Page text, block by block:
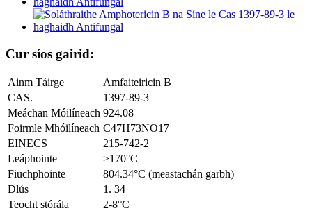
Cur síos gairid:
Ainm Táirge
Amfaiteiricin B
CAS.
1397-89-3
Meáchan Móilíneach 924.08
Foirmle Mhóilíneach C47H73NO17
EINECS
215-742-2
Leáphointe
>170°C
Fiuchphointe
804.34°C (meastachán garbh)
Dlús
1. 34
Teocht stórála
2-8°C